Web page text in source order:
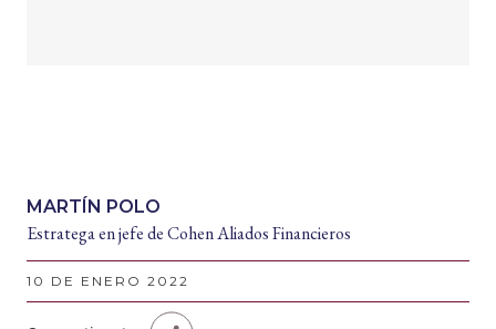
MARTÍN POLO
Estratega en jefe de Cohen Aliados Financieros
10 DE ENERO 2022